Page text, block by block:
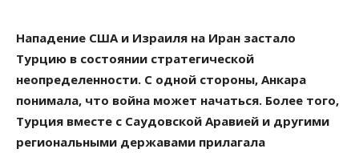
Нападение США и Израиля на Иран застало
Турцию в состоянии стратегической
неопределенности. С одной стороны, Анкара
понимала, что война может начаться. Более того,
Турция вместе с Саудовской Аравией и другими
региональными державами прилагала